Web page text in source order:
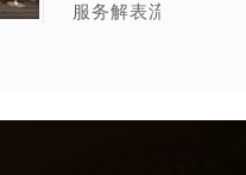
服务解表流程